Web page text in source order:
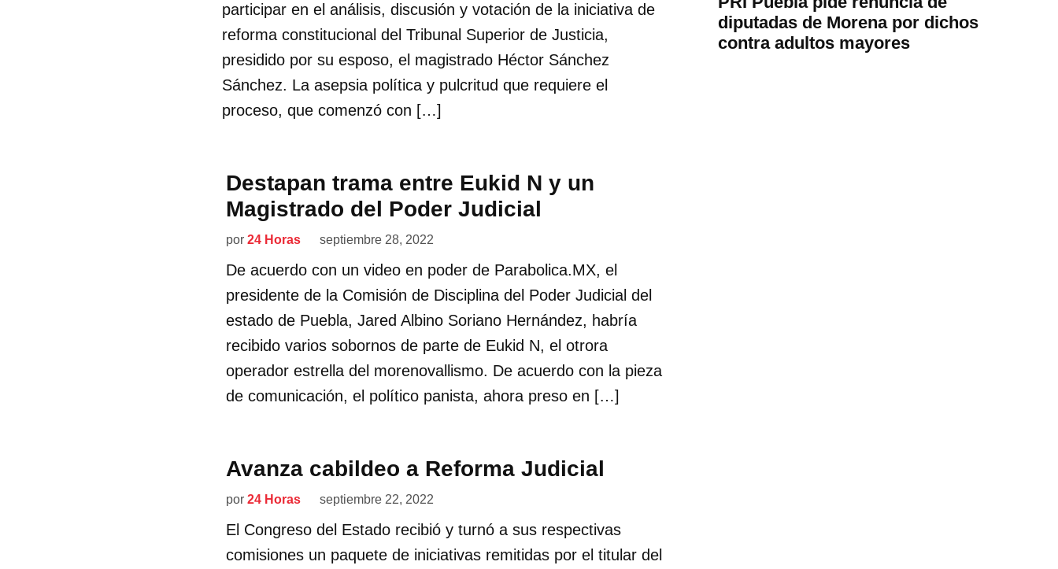
participar en el análisis, discusión y votación de la iniciativa de
reforma constitucional del Tribunal Superior de Justicia,
presidido por su esposo, el magistrado Héctor Sánchez
Sánchez. La asepsia política y pulcritud que requiere el
proceso, que comenzó con […]
Destapan trama entre Eukid N y un
Magistrado del Poder Judicial
por 24 Horas septiembre 28, 2022
De acuerdo con un video en poder de Parabolica.MX, el
presidente de la Comisión de Disciplina del Poder Judicial del
estado de Puebla, Jared Albino Soriano Hernández, habría
recibido varios sobornos de parte de Eukid N, el otrora
operador estrella del morenovallismo. De acuerdo con la pieza
de comunicación, el político panista, ahora preso en […]
Avanza cabildeo a Reforma Judicial
por 24 Horas septiembre 22, 2022
El Congreso del Estado recibió y turnó a sus respectivas
comisiones un paquete de iniciativas remitidas por el titular del
diputadas de Morena por dichos
contra adultos mayores